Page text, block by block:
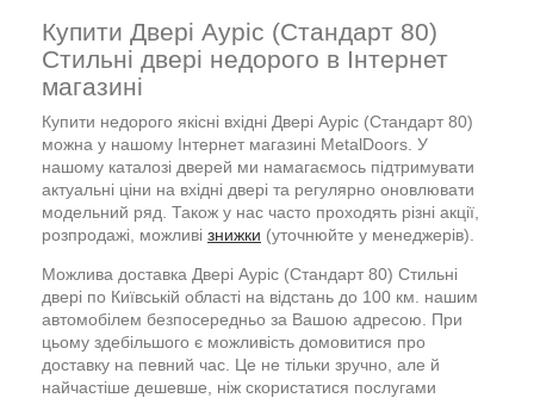
Купити Двері Ауріс (Стандарт 80)
Стильні двері недорого в Інтернет
магазині
Купити недорого якісні вхідні Двері Ауріс (Стандарт 80)
можна у нашому Інтернет магазині MetalDoors. У
нашому каталозі дверей ми намагаємось підтримувати
актуальні ціни на вхідні двері та регулярно оновлювати
модельний ряд. Також у нас часто проходять різні акції,
розпродажі, можливі знижки (уточнюйте у менеджерів).
Можлива доставка Двері Ауріс (Стандарт 80) Стильні
двері по Київській області на відстань до 100 км. нашим
автомобілем безпосередньо за Вашою адресою. При
цьому здебільшого є можливість домовитися про
доставку на певний час. Це не тільки зручно, але й
найчастіше дешевше, ніж скористатися послугами